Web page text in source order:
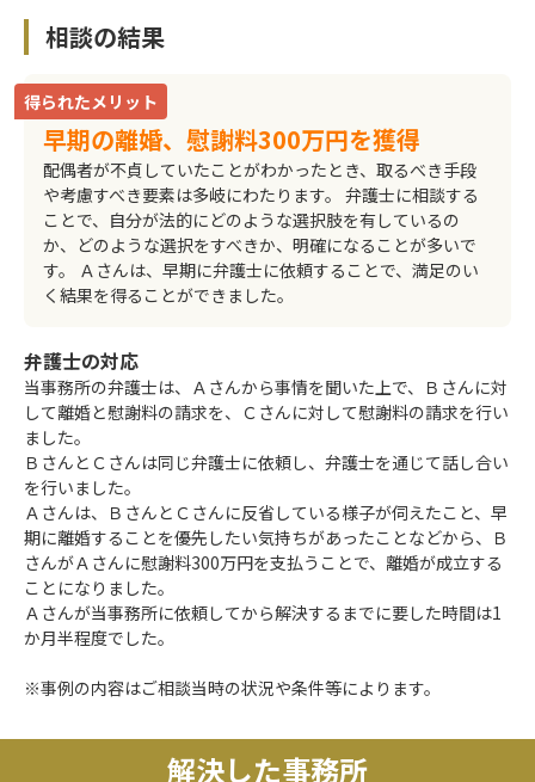
相談の結果
得られたメリット
早期の離婚、慰謝料300万円を獲得
配偶者が不貞していたことがわかったとき、取るべき手段
や考慮すべき要素は多岐にわたります。 弁護士に相談する
ことで、自分が法的にどのような選択肢を有しているの
か、どのような選択をすべきか、明確になることが多いで
す。 Ａさんは、早期に弁護士に依頼することで、満足のい
く結果を得ることができました。
弁護士の対応
当事務所の弁護士は、Ａさんから事情を聞いた上で、Ｂさんに対
して離婚と慰謝料の請求を、Ｃさんに対して慰謝料の請求を行い
ました。
ＢさんとＣさんは同じ弁護士に依頼し、弁護士を通じて話し合い
を行いました。
Ａさんは、ＢさんとＣさんに反省している様子が伺えたこと、早
期に離婚することを優先したい気持ちがあったことなどから、Ｂ
さんがＡさんに慰謝料300万円を支払うことで、離婚が成立する
ことになりました。
Ａさんが当事務所に依頼してから解決するまでに要した時間は1
か月半程度でした。
※事例の内容はご相談当時の状況や条件等によります。
解決した事務所